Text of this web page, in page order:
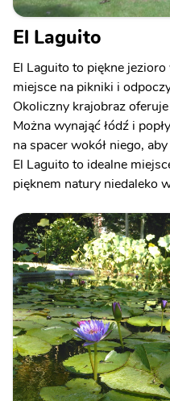
El Laguito
El Laguito to piękne
miejsce na pikniki i
Okoliczny krajobraz
Można wynająć łódź i
na spacer wokół niego,
El Laguito to idealne
pięknem natury niedaleko